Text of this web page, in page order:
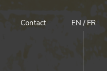
Contact EN / FR